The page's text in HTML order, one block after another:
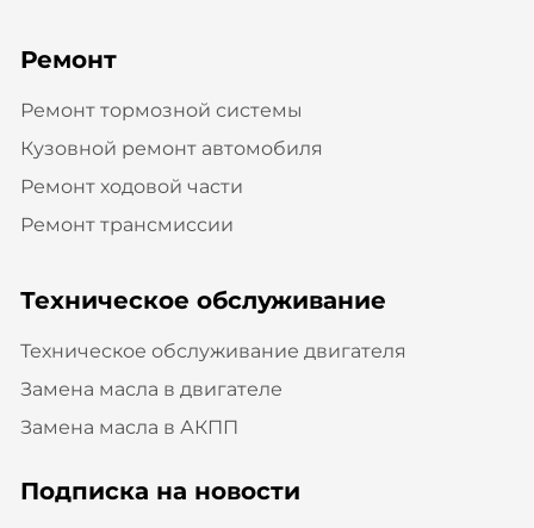
Ремонт
Ремонт тормозной системы
Кузовной ремонт автомобиля
Ремонт ходовой части
Ремонт трансмиссии
Техническое обслуживание
Техническое обслуживание двигателя
Замена масла в двигателе
Замена масла в АКПП
Подписка на новости